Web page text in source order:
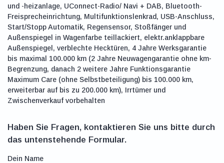
und -heizanlage, UConnect-Radio/ Navi + DAB, Bluetooth-
Freisprecheinrichtung, Multifunktionslenkrad, USB-Anschluss,
Start/Stopp Automatik, Regensensor, Stoßfänger und
Außenspiegel in Wagenfarbe teillackiert, elektr.anklappbare
Außenspiegel, verblechte Hecktüren, 4 Jahre Werksgarantie
bis maximal 100.000 km (2 Jahre Neuwagengarantie ohne km-
Begrenzung, danach 2 weitere Jahre Funktionsgarantie
Maximum Care (ohne Selbstbeteiligung) bis 100.000 km,
erweiterbar auf bis zu 200.000 km), Irrtümer und
Zwischenverkauf vorbehalten
Haben Sie Fragen, kontaktieren Sie uns bitte durch
das untenstehende Formular.
Dein Name